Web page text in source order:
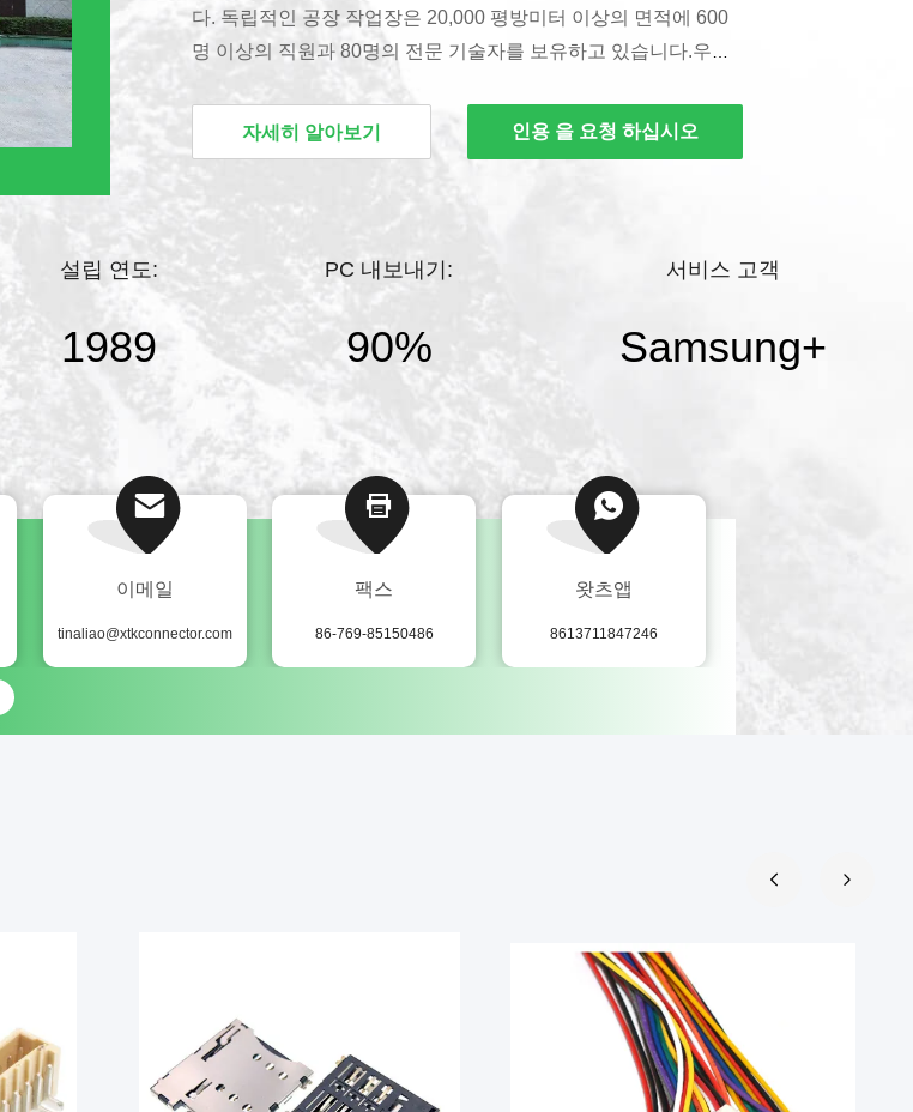
다. 독립적인 공장 작업장은 20,000 평방미터 이상의 면적에 600
명 이상의 직원과 80명의 전문 기술자를 보유하고 있습니다.우리
니다.FFC/FPC 커넥터 / 웨이퍼 커넥터 / SIM 카드 커넥터 / 메모리
산하고 있습니다. 회사 본사는 심천에 위치하고 있으며 홍콩, 후베
고집해 왔습니다. “SHETIME” 브랜드는 시장에서 정밀 커넥터로
차 전자 제품, 지능형 기기, 디...
자세히 알아보기 인용 을 요청 하십시오
설립 연도:
1989
PC 내보내기:
90%
서비스 고객
Samsung+
이메일
tinaliao@xtkconnector.com
팩스
86-769-85150486
왓츠앱
8613711847246